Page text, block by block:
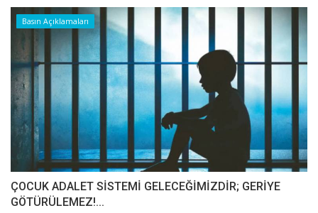
Basın Açıklamaları
ÇOCUK ADALET SİSTEMİ GELECEĞİMİZDİR; GERİYE
GÖTÜRÜLEMEZ!...